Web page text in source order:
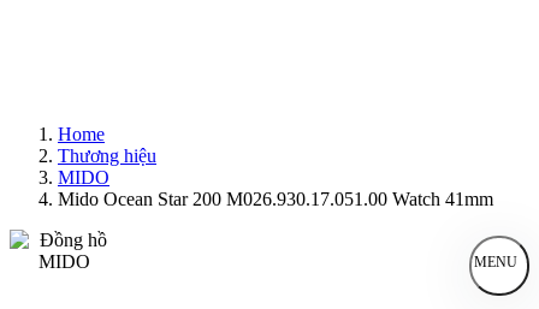
Home
Thương hiệu
MIDO
Mido Ocean Star 200 M026.930.17.051.00 Watch 41mm
MENU